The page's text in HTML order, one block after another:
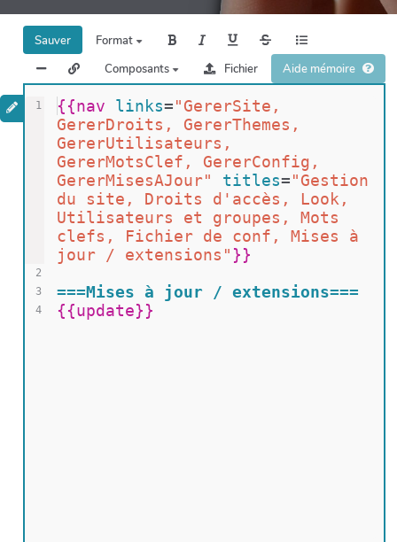
Sauver
Format
Composants
Aide mémoire
Fichier
1
2
3
4
{{nav links="GererSite,
GererDroits, GererThemes,
GererUtilisateurs,
GererMotsClef, GererConfig,
GererMisesAJour"
titles="Gestion
du site, Droits d'accès, Look,
Utilisateurs et groupes, Mots
clefs, Fichier de conf, Mises à
jour / extensions" }}
===Mises à jour / extensions===
{{update}}